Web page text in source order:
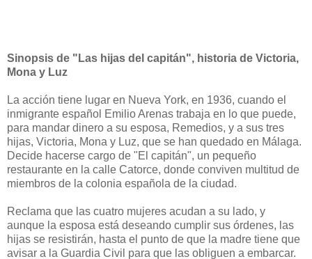
Sinopsis de "Las hijas del capitán", historia de Victoria,
Mona y Luz
La acción tiene lugar en Nueva York, en 1936, cuando el
inmigrante español Emilio Arenas trabaja en lo que puede,
para mandar dinero a su esposa, Remedios, y a sus tres
hijas, Victoria, Mona y Luz, que se han quedado en Málaga.
Decide hacerse cargo de "El capitán", un pequeño
restaurante en la calle Catorce, donde conviven multitud de
miembros de la colonia española de la ciudad.
Reclama que las cuatro mujeres acudan a su lado, y
aunque la esposa está deseando cumplir sus órdenes, las
hijas se resistirán, hasta el punto de que la madre tiene que
avisar a la Guardia Civil para que las obliguen a embarcar.